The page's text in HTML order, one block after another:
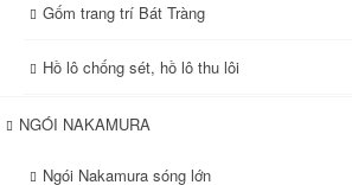
Gốm trang trí Bát Tràng
Hồ lô chống sét, hồ lô thu lôi
NGÓI NAKAMURA
Ngói Nakamura sóng lớn